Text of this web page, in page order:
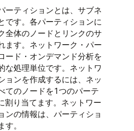
ーティションとは、サブネ
です。各パーティションに
全体のノードとリンクのサ
ます。ネットワーク・パー
ード・オンデマンド分析を
な処理単位です。ネットワ
ョンを作成するには、ネッ
てのノードを1つのパーテ
割り当てます。ネットワー
ンの情報は、パーティショ
。